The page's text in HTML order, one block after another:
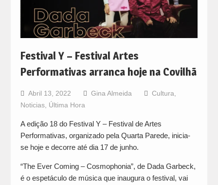
Festival Y – Festival Artes
Performativas arranca hoje na Covilhã
Abril 13, 2022 Gina Almeida Cultura
Noticias, Última Hora
A edição 18 do Festival Y – Festival de Artes
Performativas, organizado pela Quarta Parede, inicia-
se hoje e decorre até dia 17 de junho.
“The Ever Coming – Cosmophonia”, de Dada Garbeck,
é o espetáculo de música que inaugura o festival, vai